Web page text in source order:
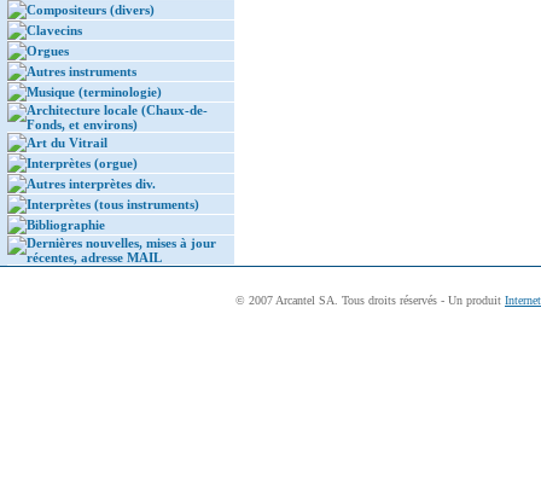
Compositeurs (divers)
Clavecins
Orgues
Autres instruments
Musique (terminologie)
Architecture locale (Chaux-de-
Fonds, et environs)
Art du Vitrail
Interprètes (orgue)
Autres interprètes div.
Interprètes (tous instruments)
Bibliographie
Dernières nouvelles, mises à jour
récentes, adresse MAIL
© 2007 Arcantel SA. Tous droits réservés - Un produit